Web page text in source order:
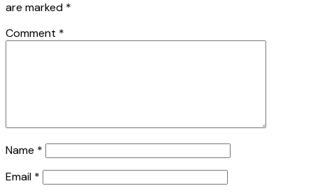
are marked *
Comment *
Name *
Email *